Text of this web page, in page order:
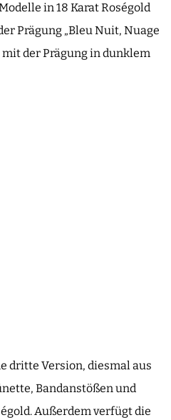
in 18 Karat Roségold
Prägung „Bleu Nuit, Nuage
der Prägung in dunklem
dritte Version, diesmal aus
Bandanstößen und
Außerdem verfügt die